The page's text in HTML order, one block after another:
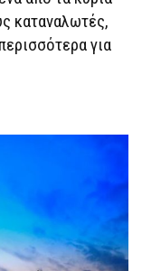
καταναλωτές,
για